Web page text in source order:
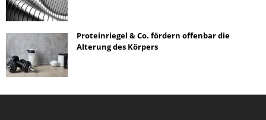
Proteinriegel & Co. fördern offenbar die
Alterung des Körpers